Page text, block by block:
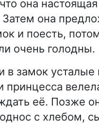
она настоящая
Затем она
и поесть,
очень голодны.
в замок усталые
принцесса
её. Позже
с хлебом,